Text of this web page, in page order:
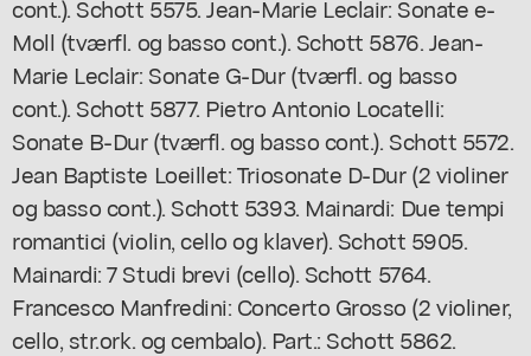
cont.). Schott 5575. Jean-Marie Leclair: Sonate e-
Moll (tværfl. og basso cont.). Schott 5876. Jean-
Marie Leclair: Sonate G-Dur (tværfl. og basso
cont.). Schott 5877. Pietro Antonio Locatelli:
Sonate B-Dur (tværfl. og basso cont.). Schott 5572.
Jean Baptiste Loeillet: Triosonate D-Dur (2 violiner
og basso cont.). Schott 5393. Mainardi: Due tempi
romantici (violin, cello og klaver). Schott 5905.
Mainardi: 7 Studi brevi (cello). Schott 5764.
Francesco Manfredini: Concerto Grosso (2 violiner,
cello, str.ork. og cembalo). Part.: Schott 5862.